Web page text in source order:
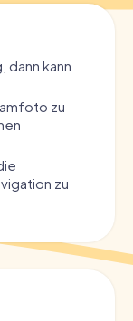
dann kann
zu
zu